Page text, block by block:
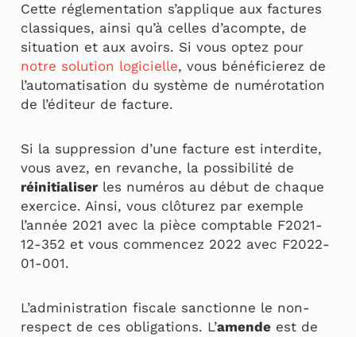
Cette réglementation s’applique aux factures
classiques, ainsi qu’à celles d’acompte, de
situation et aux avoirs. Si vous optez pour
notre solution logicielle, vous bénéficierez de
l’automatisation du système de numérotation
de l’éditeur de facture.
Si la suppression d’une facture est interdite,
vous avez, en revanche, la possibilité de
réinitialiser les numéros au début de chaque
exercice. Ainsi, vous clôturez par exemple
l’année 2021 avec la pièce comptable F2021-
12-352 et vous commencez 2022 avec F2022-
01-001.
L’administration fiscale sanctionne le non-
respect de ces obligations. L’amende est de